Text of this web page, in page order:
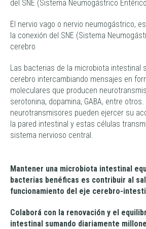
del SNE (Sistema Neumogástrico
El nervio vago o nervio neumogástrico,
la conexión del SNE (Sistema
cerebro
Las bacterias de la microbiota intestinal
cerebro intercambiando mensajes en
moleculares que producen
serotonina, dopamina, GABA, entre
neurotransmisores pueden ejercer su
la pared intestinal y estas células
sistema nervioso central.
Mantener una microbiota intestinal
bacterias benéficas es contribuir al
funcionamiento del eje cerebro-
Colaborá con la renovación y el
intestinal sumando diariamente